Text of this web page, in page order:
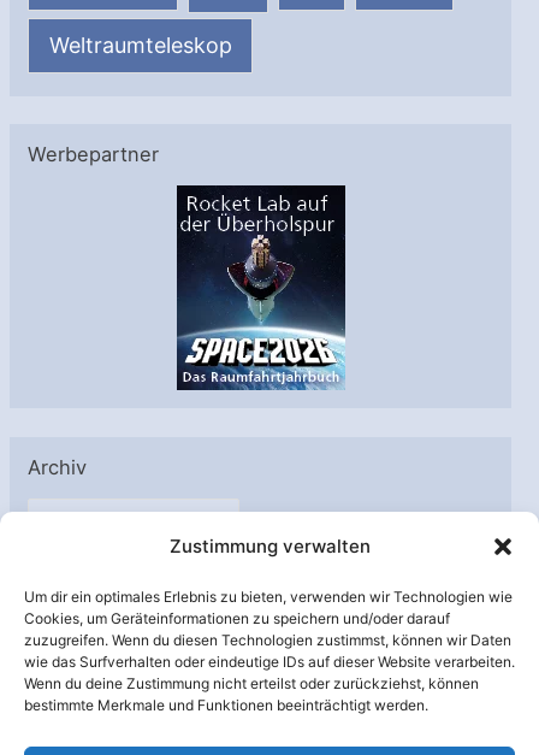
Zustimmung verwalten
Um dir ein optimales Erlebnis zu bieten, verwenden wir Technologien wie
Cookies, um Geräteinformationen zu speichern und/oder darauf
zuzugreifen. Wenn du diesen Technologien zustimmst, können wir Daten
wie das Surfverhalten oder eindeutige IDs auf dieser Website verarbeiten.
Wenn du deine Zustimmung nicht erteilst oder zurückziehst, können
bestimmte Merkmale und Funktionen beeinträchtigt werden.
Weltraumteleskop
Werbepartner
Archiv
A
h
i
v
Unterstützt von: